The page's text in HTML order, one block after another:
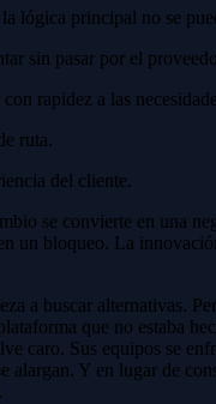
lógica principal no se
sin pasar por el
rapidez a las
ruta.
del cliente.
se convierte en una
un bloqueo. La
a buscar alternativas.
que no estaba
caro. Sus equipos se
alargan. Y en lugar de